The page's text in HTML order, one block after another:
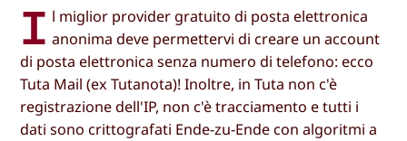
I l miglior provider gratuito di posta elettronica
anonima deve permettervi di creare un account
di posta elettronica senza numero di telefono: ecco
Tuta Mail (ex Tutanota)! Inoltre, in Tuta non c'è
registrazione dell'IP, non c'è tracciamento e tutti i
dati sono crittografati Ende-zu-Ende con algoritmi a